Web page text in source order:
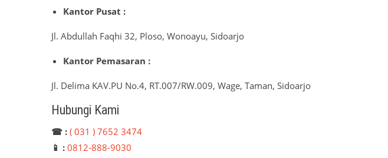
Kantor Pusat :
Jl. Abdullah Faqhi 32, Ploso, Wonoayu, Sidoarjo
Kantor Pemasaran :
Jl. Delima KAV.PU No.4, RT.007/RW.009, Wage, Taman, Sidoarjo
Hubungi Kami
☎ : ( 031 ) 7652 3474
📱 : 0812-888-9030